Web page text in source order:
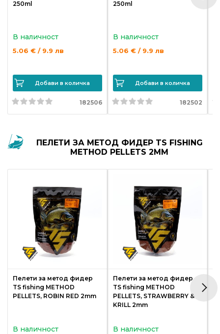
250ml
В наличност
5.06 € / 9.9 лв
Добави в количка
182506
250ml
В наличност
5.06 € / 9.9 лв
Добави в количка
182502
ПЕЛЕТИ ЗА МЕТОД ФИДЕР TS FISHING
METHOD PELLETS 2MM
Пелети за метод фидер
TS fishing METHOD
PELLETS, ROBIN RED 2mm
В наличност
Пелети за метод фидер
TS fishing METHOD
PELLETS, STRAWBERRY &
KRILL 2mm
В наличност